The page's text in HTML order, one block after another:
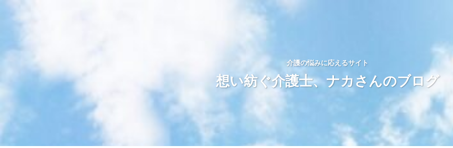
介護の悩みに応えるサイト
想い紡ぐ介護士、ナカさんのブログ